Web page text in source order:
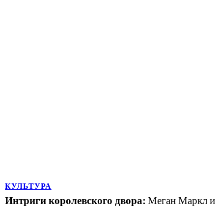
КУЛЬТУРА
Интриги королевского двора: Меган Маркл и